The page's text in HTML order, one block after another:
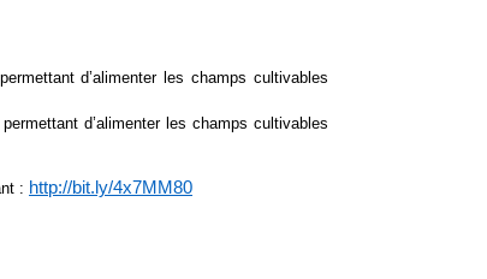
d’alimenter les champs cultivables
d’alimenter les champs cultivables
: http://bit.ly/4x7MM80